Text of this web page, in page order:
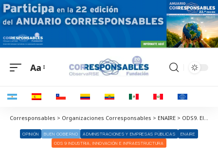
Aa
Corresponsables > Organizaciones Corresponsables > ENAIRE > ODS9. El Plan de Vuelo 2025 de ENAIRE
OPINIÓN BUEN GOBIERNO ADMINISTRACIONES Y EMPRESAS PÚBLICAS
ENAIRE
ODS 9 INDUSTRIA, INNOVACIÓN E INFRAESTRUCTURA